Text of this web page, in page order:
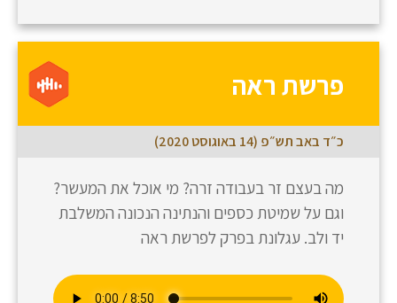
פרשת ראה
כ״ד באב תש״פ (14 באוגוסט 2020)
מה בעצם זר בעבודה זרה? מי אוכל את המעשר?
וגם על שמיטת כספים והנתינה הנכונה המשלבת
יד ולב. עגלונת בפרק לפרשת ראה